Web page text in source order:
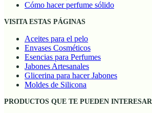
Cómo hacer perfume sólido
VISITA ESTAS PÁGINAS
Aceites para el pelo
Envases Cosméticos
Esencias para Perfumes
Jabones Artesanales
Glicerina para hacer Jabones
Moldes de Silicona
PRODUCTOS QUE TE PUEDEN INTERESAR